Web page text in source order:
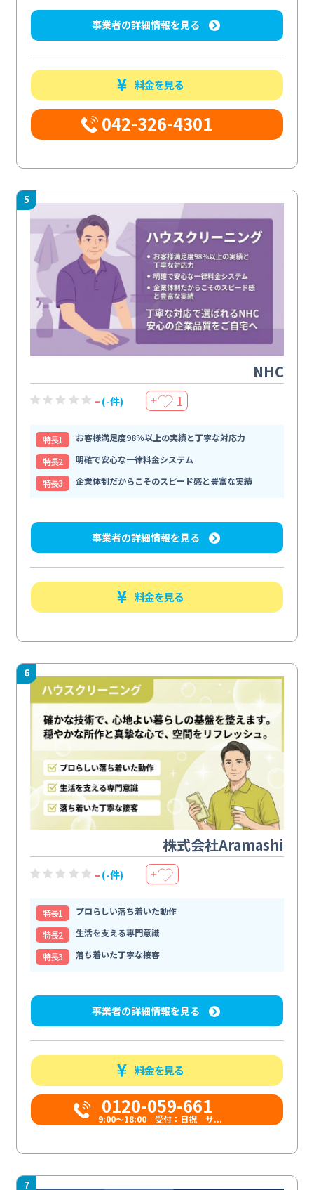
事業者の詳細情報を見る
料金を見る
042-326-4301
5
NHC
- (-件) ＋ 1
特⻑1
お客様満足度98％以上の実績と丁寧な対応力
特⻑2
明確で安心な一律料金システム
特⻑3
企業体制だからこそのスピード感と豊富な実績
事業者の詳細情報を見る
料金を見る
6
株式会社Aramashi
- (-件) ＋
特⻑1
プロらしい落ち着いた動作
特⻑2
生活を支える専門意識
特⻑3
落ち着いた丁寧な接客
事業者の詳細情報を見る
料金を見る
0120-059-661
9:00〜18:00 受付：日祝 サ...
7